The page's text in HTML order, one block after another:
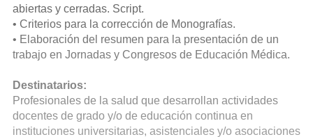
abiertas y cerradas. Script.
• Criterios para la corrección de Monografías.
• Elaboración del resumen para la presentación de un
trabajo en Jornadas y Congresos de Educación Médica.
Destinatarios:
Profesionales de la salud que desarrollan actividades
docentes de grado y/o de educación continua en
instituciones universitarias, asistenciales y/o asociaciones